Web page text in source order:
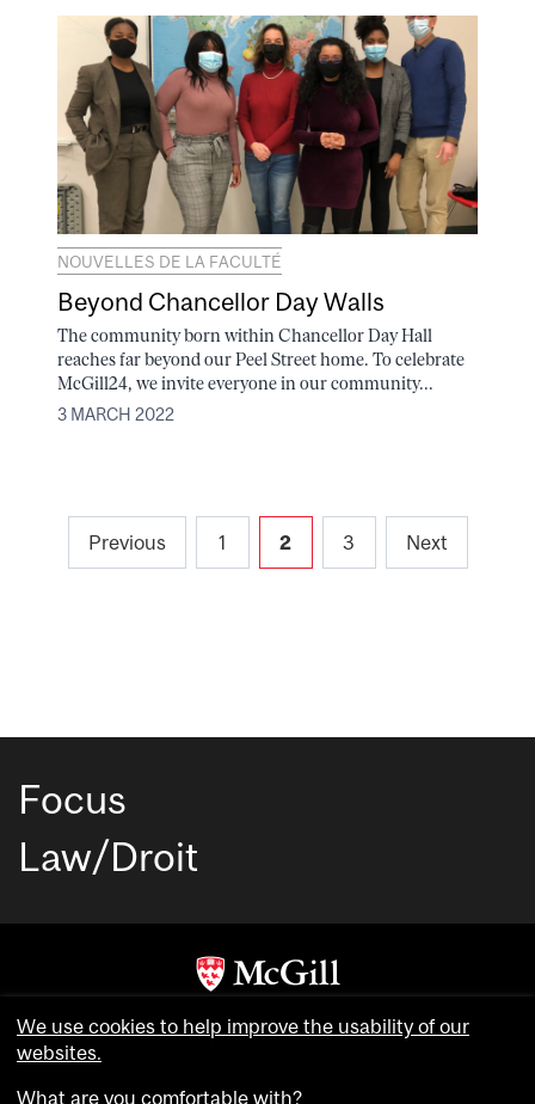
NOUVELLES DE LA FACULTÉ
Beyond Chancellor Day Walls
The community born within Chancellor Day Hall
reaches far beyond our Peel Street home. To celebrate
McGill24, we invite everyone in our community...
3 MARCH 2022
Posts
pagination
Previous 1 2 3 Next
Focus
Law/Droit
Copyright © McGill University. All rights reserved.
We use cookies to help improve the usability of our
websites.
What are you comfortable with?